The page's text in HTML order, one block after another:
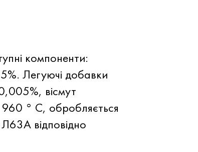
компоненти:
Легуючі добавки
вісмут
° C, обробляється
відповідно